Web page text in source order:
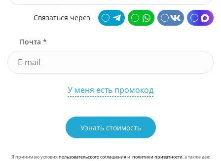
Связаться через
Почта *
У меня есть промокод
Узнать стоимость
Я принимаю условияпользовательского соглашенияи политики приватности, а также даю